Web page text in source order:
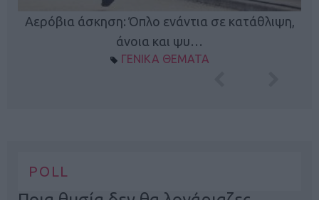
Αερόβια άσκηση: Όπλο ενάντια σε κατάθλιψη,
άνοια και ψυ…
ΓΕΝΙΚΑ ΘΕΜΑΤΑ
POLL